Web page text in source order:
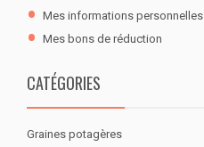
Mes informations personnelles
Mes bons de réduction
CATÉGORIES
Graines potagères